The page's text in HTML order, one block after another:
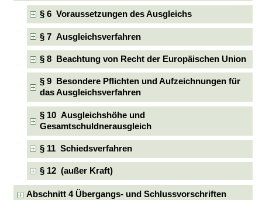
§ 6 Voraussetzungen des Ausgleichs
§ 7 Ausgleichsverfahren
§ 8 Beachtung von Recht der Europäischen Union
§ 9 Besondere Pflichten und Aufzeichnungen für
das Ausgleichsverfahren
§ 10 Ausgleichshöhe und
Gesamtschuldnerausgleich
§ 11 Schiedsverfahren
§ 12 (außer Kraft)
Abschnitt 4 Übergangs- und Schlussvorschriften